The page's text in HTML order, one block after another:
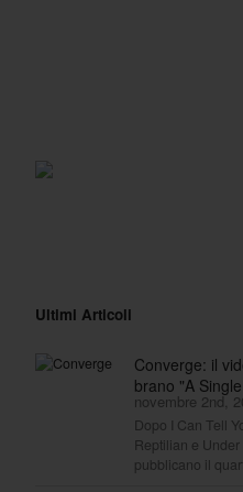
Ultimi Articoli
Converge: il
brano "A
novembre 2nd,
Dopo I Can Tell
Reptilian e
pubblicano il